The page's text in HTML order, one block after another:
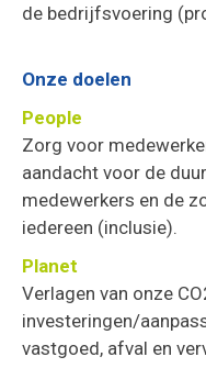
de bedrijfsvoering
Onze doelen
People
Zorg voor
aandacht voor de
medewerkers en de
iedereen (inclusie).
Planet
Verlagen van onze
investeringen/
vastgoed, afval en